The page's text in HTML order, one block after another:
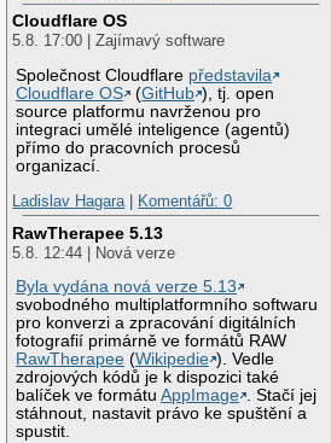
Cloudflare OS
5.8. 17:00 | Zajímavý software
Společnost Cloudflare představila
Cloudflare OS
(GitHub ), tj. open
source platformu navrženou pro
integraci umělé inteligence (agentů)
přímo do pracovních procesů
organizací.
Ladislav Hagara| Komentářů: 0
RawTherapee 5.13
5.8. 12:44 | Nová verze
Byla vydána nová verze 5.13
svobodného multiplatformního softwaru
pro konverzi a zpracování digitálních
fotografií primárně ve formátů RAW
RawTherapee (Wikipedie ). Vedle
zdrojových kódů je k dispozici také
balíček ve formátuAppImage . Stačí jej
stáhnout, nastavit právo ke spuštění a
spustit.